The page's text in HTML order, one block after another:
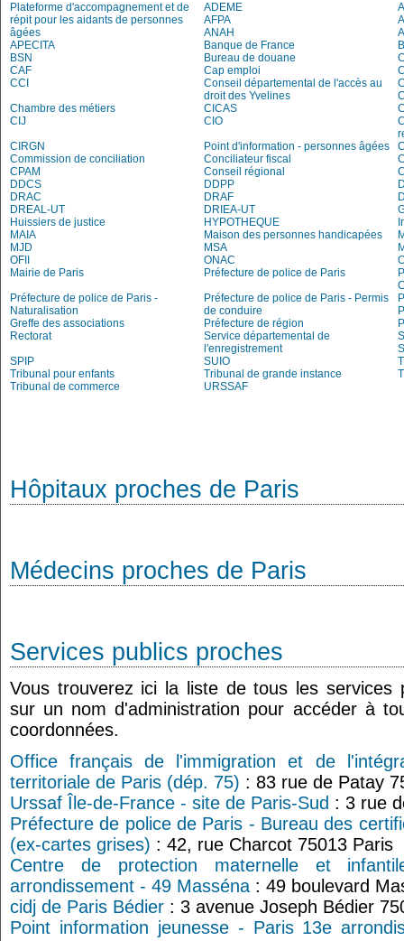
Plateforme d'accompagnement et de
répit pour les aidants de personnes
âgées
ADEME
AFPA
ANAH
APECITA
Banque de France
BSN
Bureau de douane
CAF
Cap emploi
CCI
Conseil départemental de l'accès au
droit des Yvelines
Chambre des métiers
CICAS
CIJ
CIO
CIRGN
Point d'information - personnes âgées
Commission de conciliation
Conciliateur fiscal
CPAM
Conseil régional
DDCS
DDPP
DRAC
DRAF
DREAL-UT
DRIEA-UT
Huissiers de justice
HYPOTHEQUE
MAIA
Maison des personnes handicapées
MJD
MSA
OFII
ONAC
Mairie de Paris
Préfecture de police de Paris
Préfecture de police de Paris -
Naturalisation
Préfecture de police de Paris - Permis
de conduire
Greffe des associations
Préfecture de région
Rectorat
Service départemental de
l'enregistrement
SPIP
SUIO
Tribunal pour enfants
Tribunal de grande instance
Tribunal de commerce
URSSAF
Hôpitaux proches de Paris
Médecins proches de Paris
Services publics proches
Vous trouverez ici la liste de tous les services
sur un nom d'administration pour accéder à
coordonnées.
Office français de l'immigration et de
territoriale de Paris (dép. 75) : 83 rue de Patay
Urssaf Île-de-France - site de Paris-Sud : 3 rue
Préfecture de police de Paris - Bureau des
(ex-cartes grises) : 42, rue Charcot 75013 Paris
Centre de protection maternelle et
arrondissement - 49 Masséna : 49 boulevard
cidj de Paris Bédier : 3 avenue Joseph Bédier
Point information jeunesse - Paris 13e